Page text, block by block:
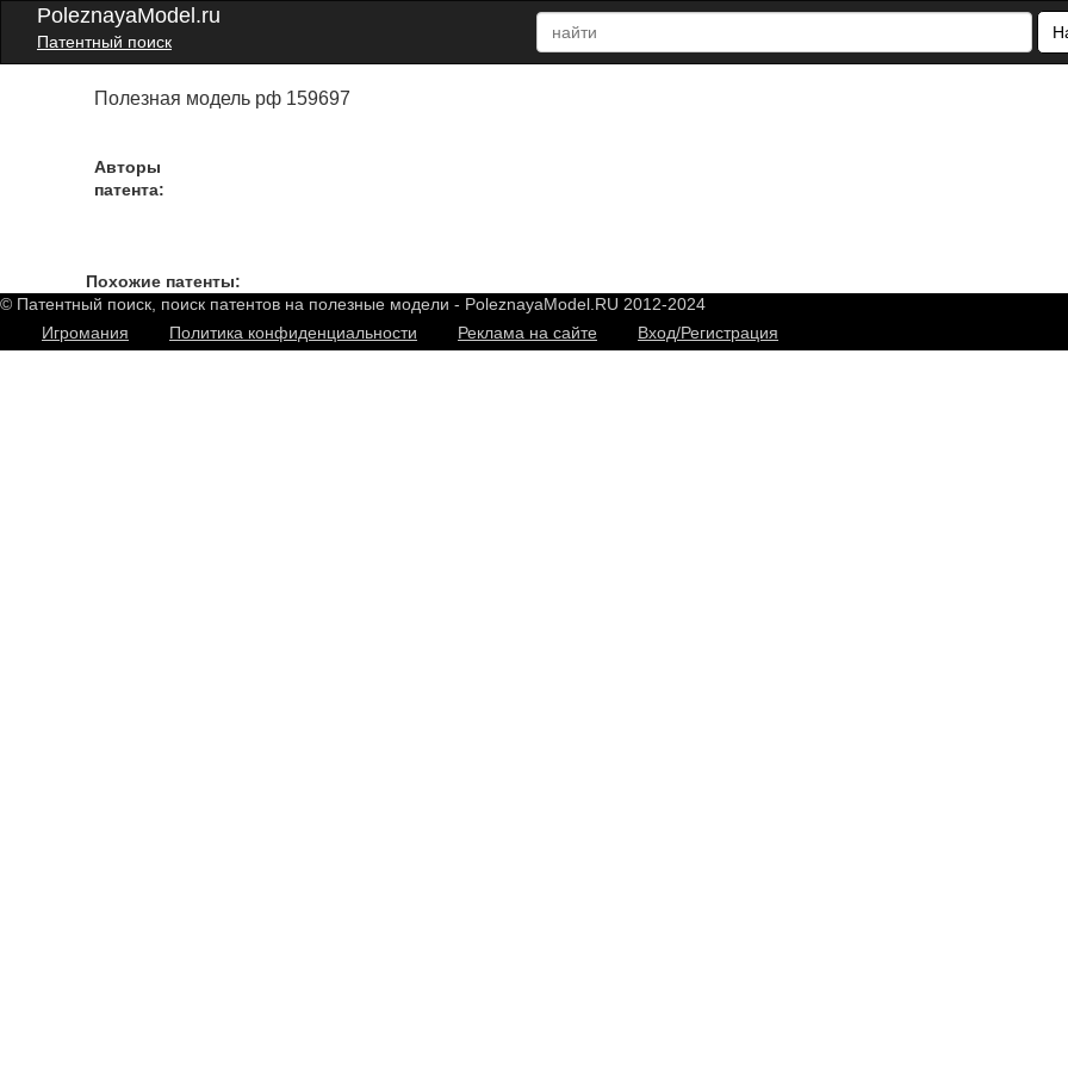
PoleznayaModel.ru
Патентный поиск
Полезная модель рф 159697
Авторы
патента:
Похожие патенты:
© Патентный поиск, поиск патентов на полезные модели - PoleznayaModel.RU 2012-2024
Игромания
Политика конфиденциальности Реклама на сайте Вход/Регистрация